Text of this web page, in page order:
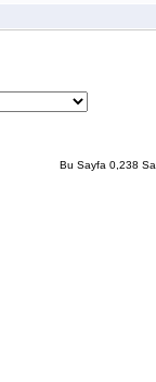
Bu Sayfa 0,238